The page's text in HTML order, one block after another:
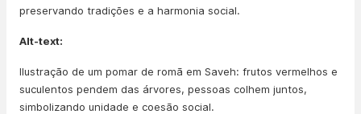
preservando tradições e a harmonia social.
Alt-text:
Ilustração de um pomar de romã em Saveh: frutos vermelhos e
suculentos pendem das árvores, pessoas colhem juntos,
simbolizando unidade e coesão social.